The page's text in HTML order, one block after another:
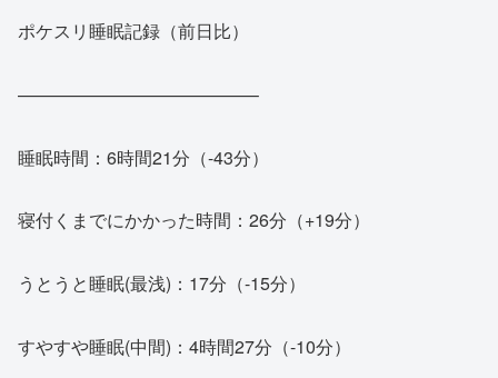
ポケスリ睡眠記録（前日比）
—————————————–
睡眠時間：6時間21分（-43分）
寝付くまでにかかった時間：26分（+19分）
うとうと睡眠(最浅)：17分（-15分）
すやすや睡眠(中間)：4時間27分（-10分）